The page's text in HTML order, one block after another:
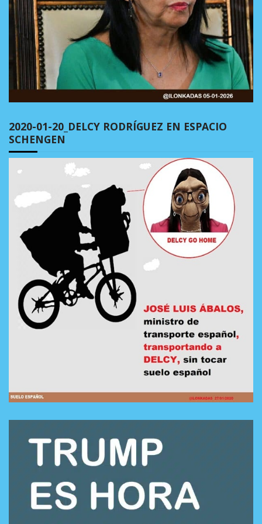
2020-01-20_DELCY RODRÍGUEZ EN ESPACIO
SCHENGEN